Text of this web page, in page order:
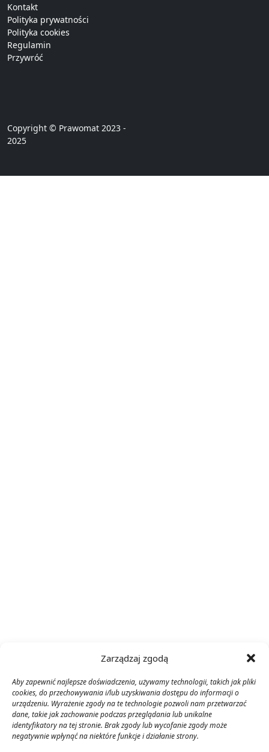
Zarządzaj zgodą
Aby zapewnić najlepsze doświadczenia, używamy technologii, takich jak pliki
cookies, do przechowywania i/lub uzyskiwania dostępu do informacji o
urządzeniu. Wyrażenie zgody na te technologie pozwoli nam przetwarzać
dane, takie jak zachowanie podczas przeglądania lub unikalne
identyfikatory na tej stronie. Brak zgody lub wycofanie zgody może
negatywnie wpłynąć na niektóre funkcje i działanie strony.
Kontakt
Polityka prywatności
Polityka cookies
Regulamin
Przywróć
Copyright © Prawomat 2023 -
2025